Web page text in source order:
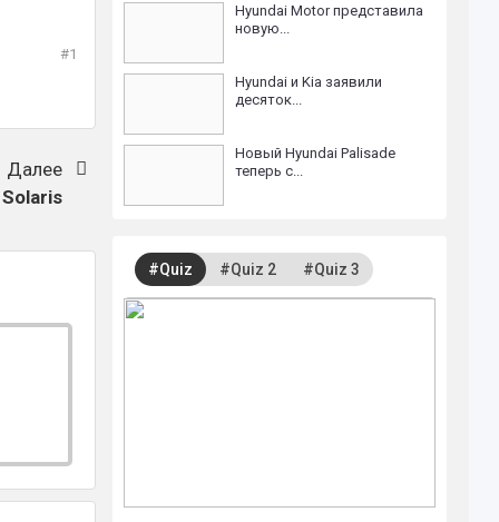
#1
Далее
Hyundai Motor представила
новую...
Hyundai и Kia заявили
десяток...
Новый Hyundai Palisade
теперь с...
#Quiz #Quiz 2 #Quiz 3